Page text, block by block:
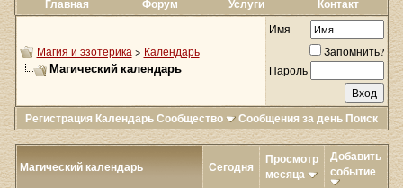
Главная Форум Услуги Контакт
Магия и эзотерика > Календарь
Магический календарь
Имя
Запомнить?
Пароль
Регистрация КалендарьСообщество Сообщения за день Поиск
Магический календарь Сегодня
Просмотр
месяца
Добавить
событие